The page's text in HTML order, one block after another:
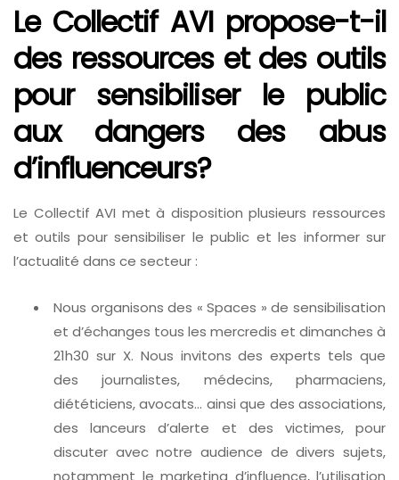
Le Collectif AVI propose-t-il
des ressources et des outils
pour sensibiliser le public
aux dangers des abus
d’influenceurs?
Le Collectif AVI met à disposition plusieurs ressources
et outils pour sensibiliser le public et les informer sur
l’actualité dans ce secteur :
Nous organisons des « Spaces » de sensibilisation
et d’échanges tous les mercredis et dimanches à
21h30 sur X. Nous invitons des experts tels que
des journalistes, médecins, pharmaciens,
diététiciens, avocats… ainsi que des associations,
des lanceurs d’alerte et des victimes, pour
discuter avec notre audience de divers sujets,
notamment le marketing d’influence, l’utilisation